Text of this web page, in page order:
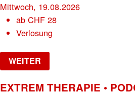
Mittwoch, 19.08.2026
abCHF 28
Verlosung
WEITER
EXTREM THERAPIE •